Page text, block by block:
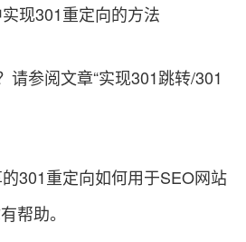
现301重定向的方法
请参阅文章“实现301跳转/301
301重定向如何用于SEO网站
帮助。